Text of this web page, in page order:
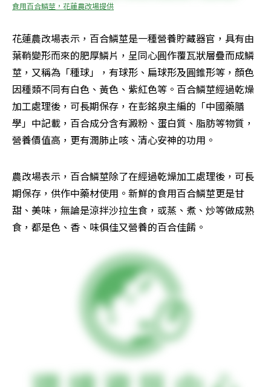
食用百合鱗莖，花蓮農改場提供
花蓮農改場表示，百合鱗莖是一種營養貯藏器官，具有由
葉鞘變形而來的肥厚鱗片，呈同心圓作覆瓦狀層疊而成鱗
莖，又稱為「種球」，有球形、扁球形及圓錐形等，顏色
因種類不同有白色、黃色、紫紅色等。百合鱗莖經過乾燥
加工處理後，可長期保存，在彭銘泉主編的「中國藥膳
學」中記載，百合成分含有澱粉、蛋白質、脂肪等物質，
營養價值高，更有潤肺止咳、清心安神的功用。
農改場表示，百合鱗莖除了在經過乾燥加工處理後，可長
期保存，供作中藥材使用。新鮮的食用百合鱗莖更是甘
甜、美味，無論是涼拌沙拉生食，或蒸、煮、炒等做成熟
食，都是色、香、味俱佳又營養的百合佳餚。